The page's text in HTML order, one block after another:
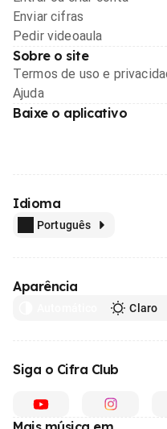
Enviar cifras
Pedir videoaula
Sobre o site
Termos de uso e
Ajuda
Baixe o aplicativo
Idioma
Português
Aparência
Claro
Siga o Cifra Club